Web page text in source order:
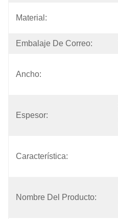
Material:
Embalaje De Correo:
Ancho:
Espesor:
Característica:
Nombre Del Producto: